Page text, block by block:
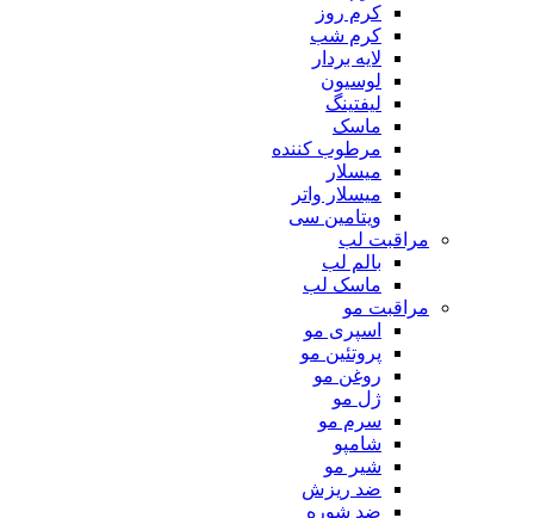
کرم روز
کرم شب
لایه بردار
لوسیون
لیفتینگ
ماسک
مرطوب کننده
میسلار
میسلار واتر
ویتامین سی
مراقبت لب
بالم لب
ماسک لب
مراقبت مو
اسپری مو
پروتئین مو
روغن مو
ژل مو
سرم مو
شامپو
شیر مو
ضد ریزش
ضد شوره